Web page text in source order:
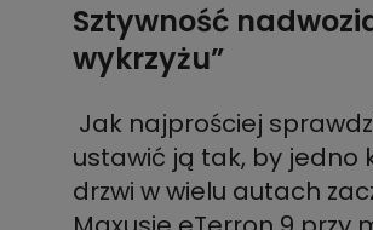
Sztywność
wykrzyżu”
Jak najprościej
ustawić ją tak, by jedno
drzwi w wielu autach